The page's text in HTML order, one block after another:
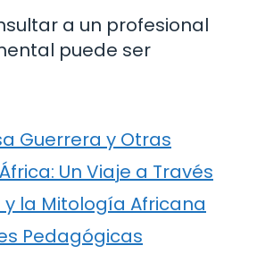
a un profesional
puede ser
Guerrera y Otras
Un Viaje a Través
la Mitología Africana
Pedagógicas